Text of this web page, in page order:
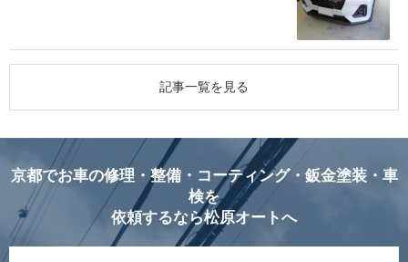
記事一覧を見る
京都でお車の修理・整備・コーティング・鈑金塗装・車
検を
依頼するなら松原オートへ